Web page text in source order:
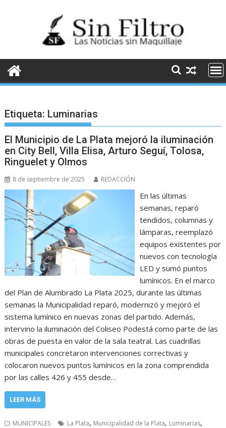
Etiqueta: Luminarias
El Municipio de La Plata mejoró la iluminación
en City Bell, Villa Elisa, Arturo Seguí, Tolosa,
Ringuelet y Olmos
8 de septiembre de 2025 REDACCIÓN
En las últimas
semanas, reparó
tendidos, columnas y
lámparas, reemplazó
equipos existentes por
nuevos con tecnología
LED y sumó puntos
lumínicos. En el marco
del Plan de Alumbrado La Plata 2025, durante las últimas
semanas la Municipalidad reparó, modernizó y mejoró el
sistema lumínico en nuevas zonas del partido. Además,
intervino la iluminación del Coliseo Podestá como parte de las
obras de puesta en valor de la sala teatral. Las cuadrillas
municipales concretaron intervenciones correctivas y
colocaron nuevos puntos lumínicos en la zona comprendida
por las calles 426 y 455 desde…
LEER MÁS
MUNICIPALES La Plata, Municipalidad de la Plata, Luminarias,